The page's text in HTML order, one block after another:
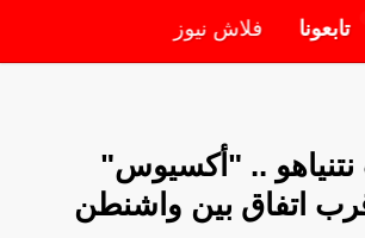
فلاش نيوز
.. "أكسيوس"
اتفاق بين واشنطن